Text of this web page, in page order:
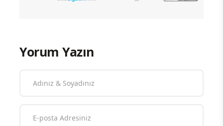
Yorum Yazın